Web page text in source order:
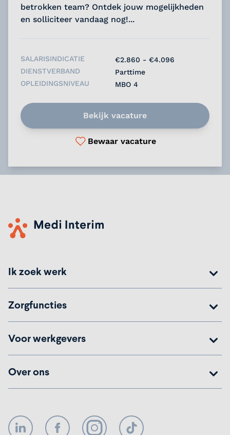
betrokken team? Ontdek jouw mogelijkheden
en solliciteer vandaag nog!...
SALARISINDICATIE
€2.860 - €4.096
DIENSTVERBAND
Parttime
OPLEIDINGSNIVEAU
MBO 4
Bekijk vacature
Bewaar vacature
Ik zoek werk
Zorgfuncties
Voor werkgevers
Over ons
LinkedIn FacebookInstagramTikTok